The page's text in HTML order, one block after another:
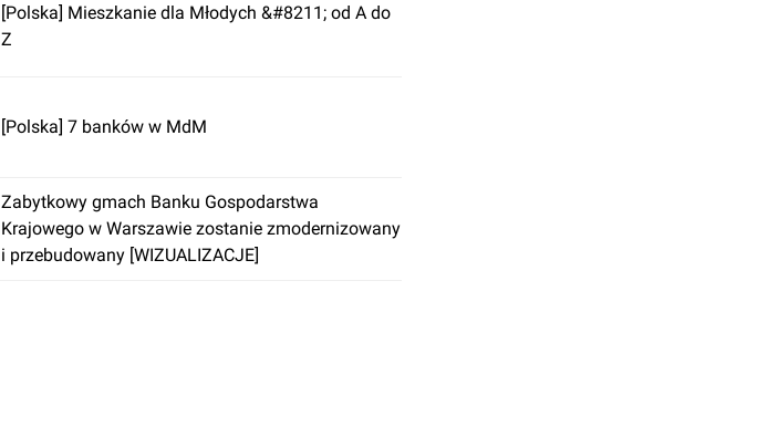
[Polska] Mieszkanie dla Młodych &#8211; od A do
Z
[Polska] 7 banków w MdM
Zabytkowy gmach Banku Gospodarstwa
Krajowego w Warszawie zostanie zmodernizowany
i przebudowany [WIZUALIZACJE]